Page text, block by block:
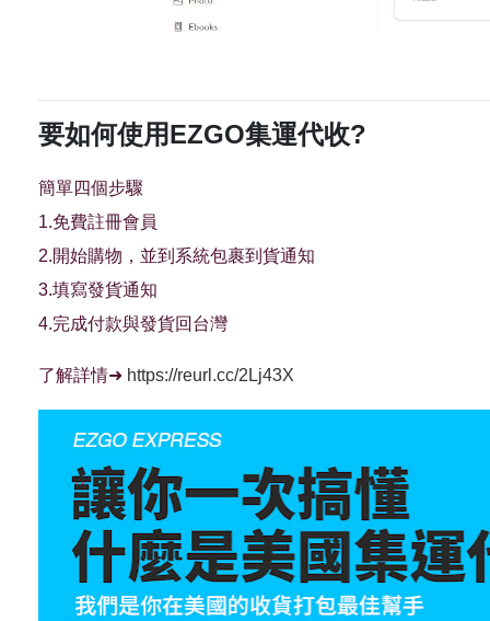
要如何使用EZGO集運代收?
簡單四個步驟
1.免費註冊會員
2.開始購物，並到系統包裹到貨通知
3.填寫發貨通知
4.完成付款與發貨回台灣
了解詳情➜ https://reurl.cc/2Lj43X